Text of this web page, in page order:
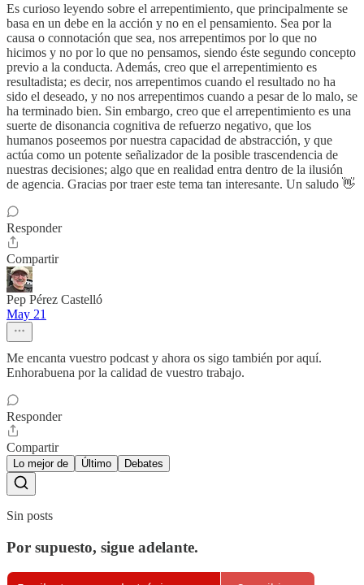
Es curioso leyendo sobre el arrepentimiento, que principalmente se
basa en un debe en la acción y no en el pensamiento. Sea por la
causa o connotación que sea, nos arrepentimos por lo que no
hicimos y no por lo que no pensamos, siendo éste segundo concepto
previo a la conducta. Además, creo que el arrepentimiento es
resultadista; es decir, nos arrepentimos cuando el resultado no ha
sido el deseado, y no nos arrepentimos cuando a pesar de lo malo, se
ha terminado bien. Sin embargo, creo que el arrepentimiento es una
suerte de disonancia cognitiva de refuerzo negativo, que los
humanos poseemos por nuestra capacidad de abstracción, y que
actúa como un potente señalizador de la posible trascendencia de
nuestras decisiones; algo que en realidad entra dentro de la ilusión
de agencia. Gracias por traer este tema tan interesante. Un saludo 👋
Responder
Compartir
Pep Pérez Castelló
May 21
Me encanta vuestro podcast y ahora os sigo también por aquí.
Enhorabuena por la calidad de vuestro trabajo.
Responder
Compartir
Lo mejor de Último Debates
Sin posts
Por supuesto, sigue adelante.